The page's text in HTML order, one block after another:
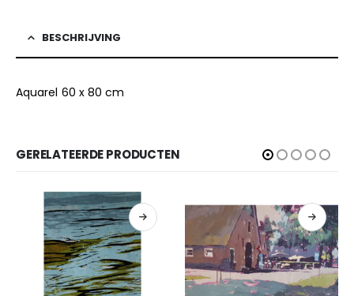
BESCHRIJVING
Aquarel 60 x 80 cm
GERELATEERDE PRODUCTEN